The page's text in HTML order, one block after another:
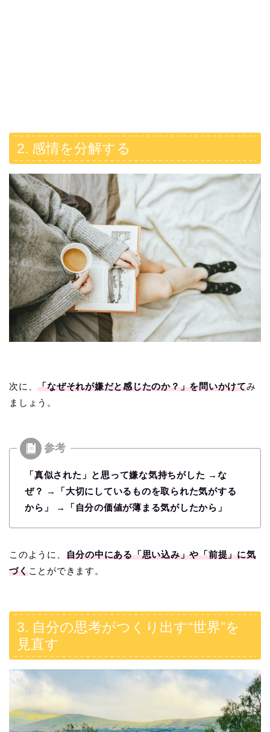
2. 感情を分解する
次に、「なぜそれが嫌だと感じたのか？」を問いかけてみ
ましょう。
「真似された」と思って嫌な気持ちがした → な
ぜ？ →
「大切にしているものを取られた気がする
から」 →「自分の価値が薄まる気がしたから」
このように、 自分の中にある「思い込み」や「前提」に気
づくことができます。
3. 自分の思考がつくり出す“世界”を
見直す